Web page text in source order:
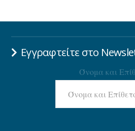
Εγγραφτείτε στο
Όνομα και